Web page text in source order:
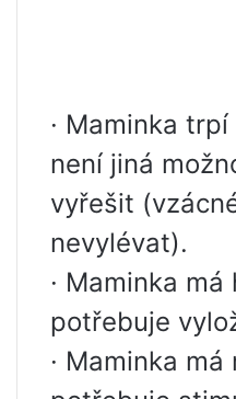
· Maminka
není jiná
vyřešit
nevylévat).
· Maminka
potřebuje
· Maminka